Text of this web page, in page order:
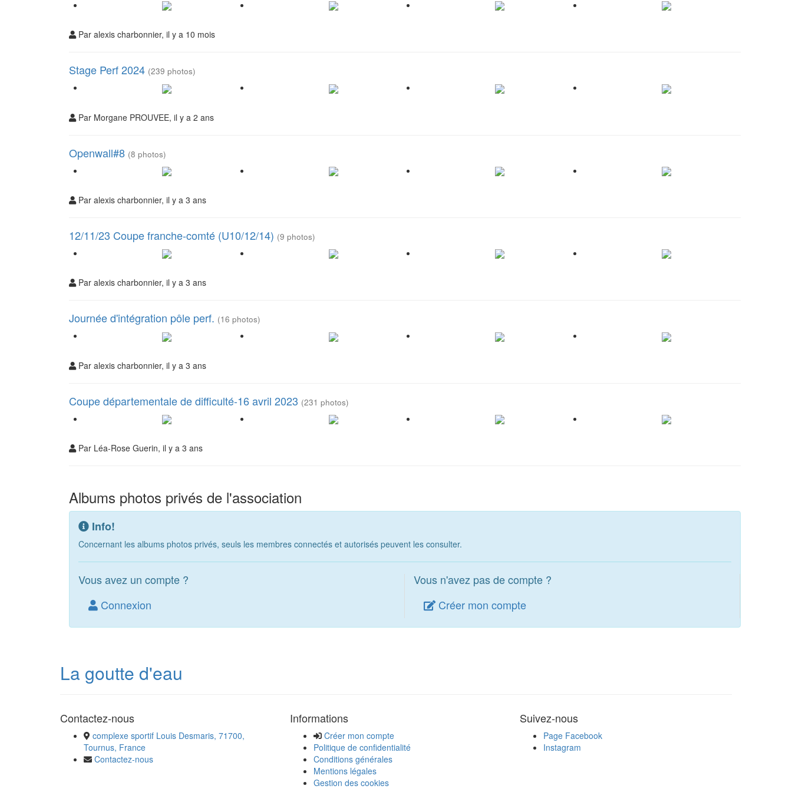
Par alexis charbonnier, il y a 10 mois
Stage Perf 2024 (239 photos)
Par Morgane PROUVEE, il y a 2 ans
Openwall#8 (8 photos)
Par alexis charbonnier, il y a 3 ans
12/11/23 Coupe franche-comté (U10/12/14) (9 photos)
Par alexis charbonnier, il y a 3 ans
Journée d'intégration pôle perf. (16 photos)
Par alexis charbonnier, il y a 3 ans
Coupe départementale de difficulté-16 avril 2023 (231 photos)
Par Léa-Rose Guerin, il y a 3 ans
Albums photos privés de l'association
Info!
Concernant les albums photos privés, seuls les membres connectés et autorisés peuvent les consulter.
Vous avez un compte ?
Connexion
Vous n'avez pas de compte ?
Créer mon compte
La goutte d'eau
Contactez-nous
complexe sportif Louis Desmaris, 71700,
Tournus, France
Contactez-nous
Informations
Créer mon compte
Politique de confidentialité
Conditions générales
Mentions légales
Gestion des cookies
Suivez-nous
Page Facebook
Instagram